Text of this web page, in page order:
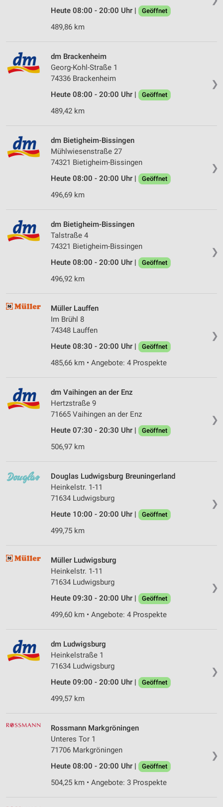
Heute 08:00 - 20:00 Uhr | Geöffnet
489,86 km
❯
dm Brackenheim
Georg-Kohl-Straße 1
74336 Brackenheim
Heute 08:00 - 20:00 Uhr |
Geöffnet
489,42 km
❯
dm Bietigheim-Bissingen
Mühlwiesenstraße 27
74321 Bietigheim-Bissingen
Heute 08:00 - 20:00 Uhr |
Geöffnet
496,69 km
❯
dm Bietigheim-Bissingen
Talstraße 4
74321 Bietigheim-Bissingen
Heute 08:00 - 20:00 Uhr |
Geöffnet
496,92 km
❯
Müller Lauffen
Im Brühl 8
74348 Lauffen
Heute 08:30 - 20:00 Uhr |
Geöffnet
485,66 km • Angebote: 4 Prospekte
❯
dm Vaihingen an der Enz
Hertzstraße 9
71665 Vaihingen an der Enz
Heute 07:30 - 20:30 Uhr |
Geöffnet
506,97 km
❯
Douglas Ludwigsburg Breuningerland
Heinkelstr. 1-11
71634 Ludwigsburg
Heute 10:00 - 20:00 Uhr |
Geöffnet
499,75 km
❯
Müller Ludwigsburg
Heinkelstr. 1-11
71634 Ludwigsburg
Heute 09:30 - 20:00 Uhr |
Geöffnet
499,60 km • Angebote: 4 Prospekte
❯
dm Ludwigsburg
Heinkelstraße 1
71634 Ludwigsburg
Heute 09:00 - 20:00 Uhr |
Geöffnet
499,57 km
❯
Rossmann Markgröningen
Unteres Tor 1
71706 Markgröningen
Heute 08:00 - 20:00 Uhr |
Geöffnet
504,25 km • Angebote: 3 Prospekte